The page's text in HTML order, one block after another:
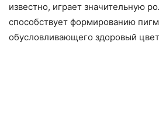
известно, играет значительную
способствует формированию
обусловливающего здоровый